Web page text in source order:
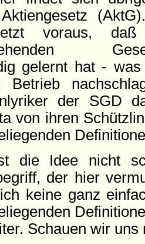
voraus,
gelernt hat -
Betrieb
der SGD
von ihren
die Idee nicht
der hier
keine ganz
Schauen wir